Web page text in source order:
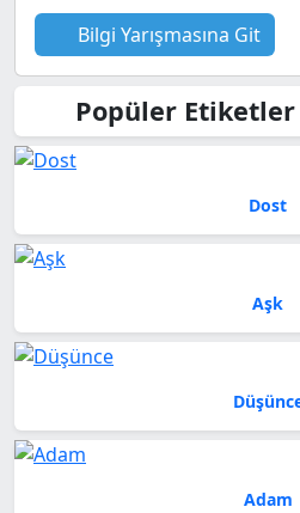
Bilgi Yarışmasına Git
Popüler Etiketler
Dost
Aşk
Adam